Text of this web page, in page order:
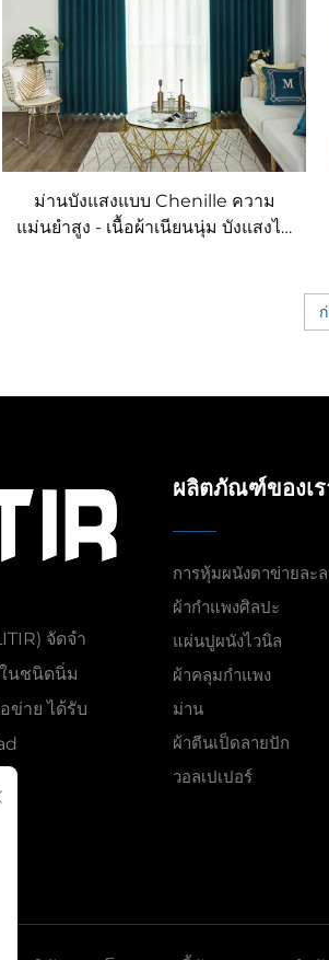
ม่านบังแสงแบบ Chenille ความ
แม่นยำสูง - เนื้อผ้าเนียนนุ่ม บังแสงได้
จัดจำ
นชนิดนิ่ม
ข่าย ได้รับ
ผลิตภัณฑ์ของเร
การหุ้มผนังตาข่ายละ
ผ้ากำแพงศิลปะ
แผ่นปูผนังไวนิล
ผ้าคลุมกำแพง
ม่าน
ผ้าตีนเป็ดลายปัก
วอลเปเปอร์